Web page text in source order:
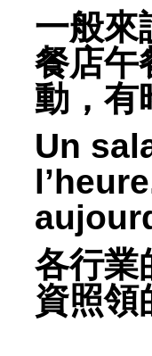
一般來
餐店午
動，有
Un
各行業
資照領